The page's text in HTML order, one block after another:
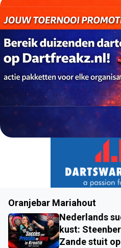
Oranjebar Mariahout
Nederlands
kust:
Zande stuit